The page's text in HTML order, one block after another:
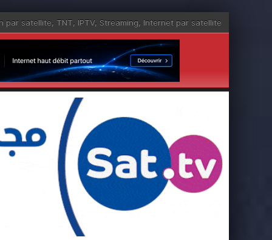
par satellite, TNT, IPTV, Streaming, Internet par satellite